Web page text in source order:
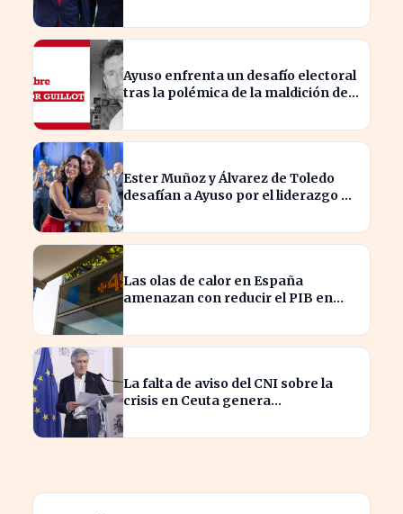
Ayuso enfrenta un desafío electoral
tras la polémica de la maldición de
Ester Muñoz y Álvarez de Toledo
desafían a Ayuso por el liderazgo de
Las olas de calor en España
amenazan con reducir el PIB en
La falta de aviso del CNI sobre la
crisis en Ceuta genera